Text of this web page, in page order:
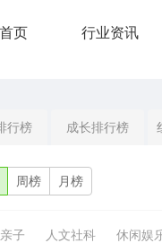
首页 行业资讯
行榜 成长排行榜
周榜 月榜
亲子 人文社科
休闲娱